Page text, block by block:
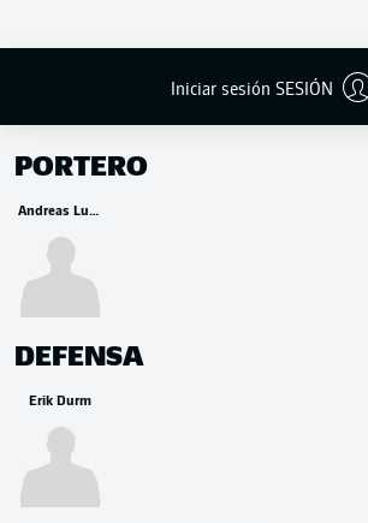
Iniciar sesión SESIÓN
PORTERO
Andreas Luthe
DEFENSA
Erik Durm